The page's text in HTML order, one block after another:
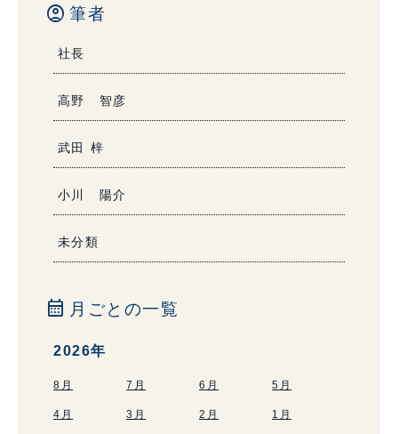
account_circle 筆者
社長
高野 智彦
武田 梓
小川 陽介
未分類
calendar_month 月ごとの一覧
2026年
8月 7月 6月 5月
4月 3月 2月 1月